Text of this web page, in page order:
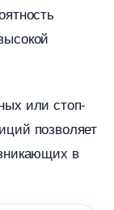
или стоп-
позволяет